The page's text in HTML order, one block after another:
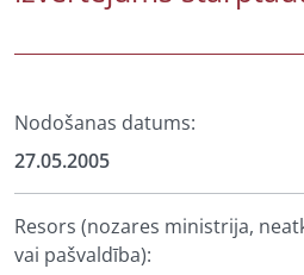
Nodošanas datums:
27.05.2005
Resors (nozares ministrija,
vai pašvaldība):